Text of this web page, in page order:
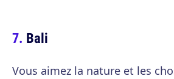
Bali
Vous aimez la nature et les